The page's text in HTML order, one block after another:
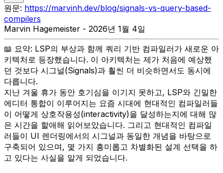
원문: https://marvinh.dev/blog/signals-vs-query-based-
compilers
Marvin Hagemeister - 2026년 1월 4일
📖 요약: LSP의 부상과 함께 쿼리 기반 컴파일러가 새로운 아
키텍처로 등장했습니다. 이 아키텍처는 제가 처음에 예상했
던 것보다 시그널(Signals)과 훨씬 더 비슷하면서도 동시에
다릅니다.
지난 겨울 휴가 동안 호기심을 이기지 못하고, LSP와 긴밀한
에디터 통합이 이루어지는 요즘 시대에 현대적인 컴파일러들
이 어떻게 상호작용성(interactivity)을 달성하는지에 대해 많
은 시간을 할애해 읽어보았습니다. 그리고 현대적인 컴파일
러들이 UI 렌더링에서의 시그널과 동일한 개념을 바탕으로
구축되어 있으며, 몇 가지 흥미롭고 차별화된 설계 선택을 하
고 있다는 사실을 알게 되었습니다.